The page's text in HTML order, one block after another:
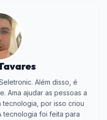
Além disso, é
Ama ajudar as pessoas a
tecnologia, por isso criou
tecnologia foi feita para